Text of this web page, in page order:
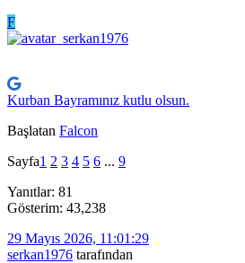
F
Kurban Bayramınız kutlu olsun.
Başlatan Falcon
Sayfa1 2 3 4 5 6 ... 9
Yanıtlar: 81
Gösterim: 43,238
29 Mayıs 2026, 11:01:29
serkan1976 tarafından